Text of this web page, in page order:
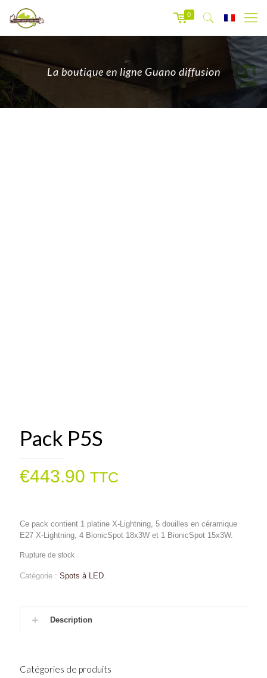
0
La boutique en ligne Guano diffusion
Pack P5S
€443.90 TTC
Ce pack contient 1 platine X-Lightning, 5 douilles en céramique
E27 X-Lightning, 4 BionicSpot 18x3W et 1 BionicSpot 15x3W.
Rupture de stock
Catégorie : Spots à LED
Description
Catégories de produits